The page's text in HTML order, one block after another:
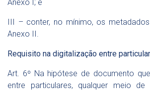
Anexo I; e
III – conter, no mínimo, os
Anexo II.
Requisito na digitalização entre
Art. 6º Na hipótese de documento
entre particulares, qualquer meio